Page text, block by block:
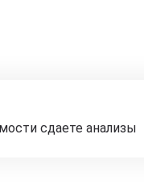
сдаете анализы